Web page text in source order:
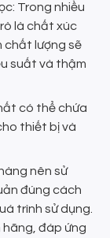
Trong nhiều
là chất xúc
chất lượng sẽ
suất và thậm
có thể chứa
thiết bị và
nên sử
đúng cách
trình sử dụng.
hãng, đáp ứng